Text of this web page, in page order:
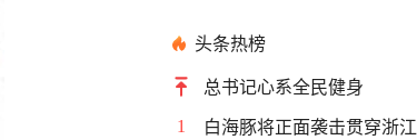
头条热榜
总书记心系全民健身
1 白海豚将正面袭击贯穿浙江